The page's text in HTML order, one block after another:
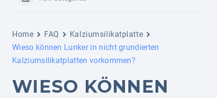
Home FAQ
Kalziumsilikatplatte
Wieso können Lunker in nicht grundierten
Kalziumsilikatplatten vorkommen?
WIESO KÖNNEN